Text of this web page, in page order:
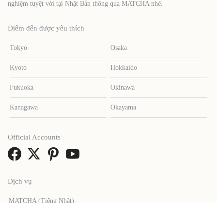
nghiệm tuyệt vời tại Nhật Bản thông qua MATCHA nhé.
Điểm đến được yêu thích
Tokyo Osaka
Kyoto Hokkaido
Fukuoka Okinawa
Kanagawa Okayama
Dịch vụ
MATCHA (Tiếng Nhật)
Official Accounts